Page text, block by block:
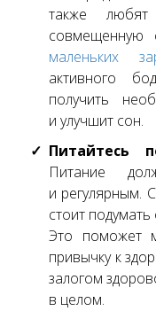
также любят
совмещенную
маленьких
активного
получить
и улучшит сон.
Питайтесь
Питание
и регулярным.
стоит
Это поможет
привычку к
залогом
в целом.